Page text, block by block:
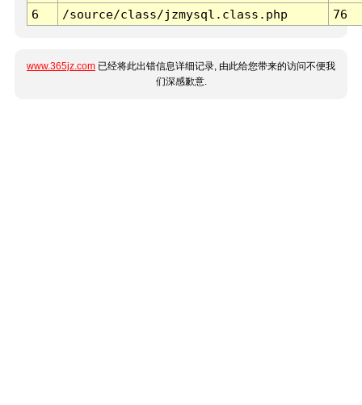
6
/source/class/jzmysql.class.php 76
www.365jz.com 已经将此出错信息详细记录, 由此给您带来的访问不便我
们深感歉意.